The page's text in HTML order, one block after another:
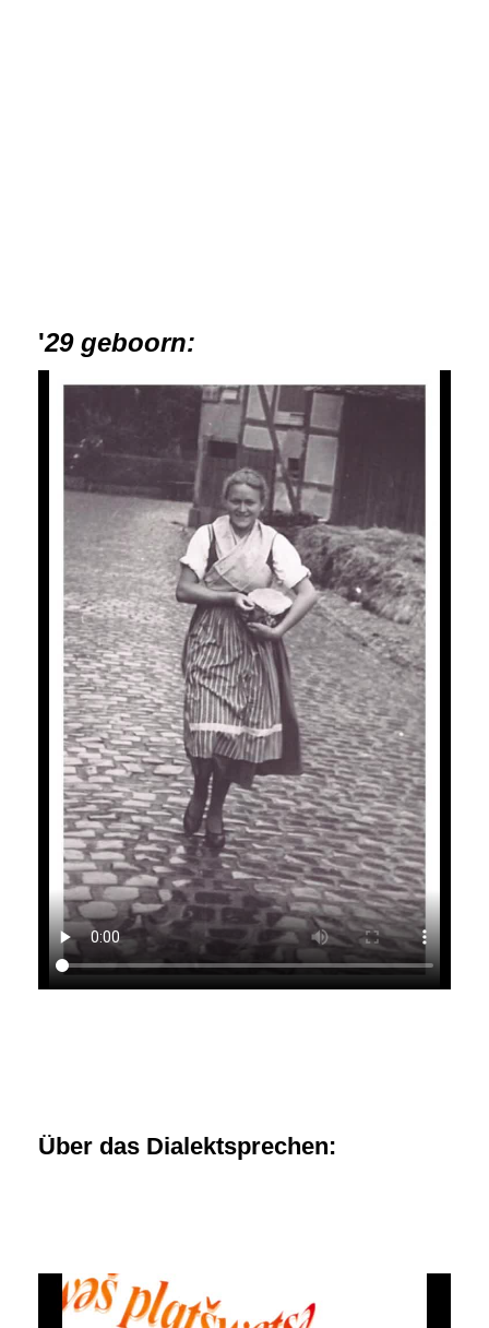
'29 geboorn:
Über das Dialektsprechen: